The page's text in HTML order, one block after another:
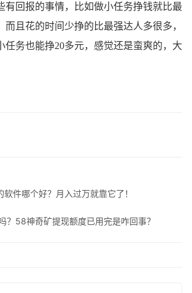
有回报的事情，比如做小任务挣钱就比最
而且花的时间少挣的比最强达人多很多，
任务也能挣20多元，感觉还是蛮爽的，大
件哪个好？月入过万就靠它了！
？58神奇矿提现额度已用完是咋回事？